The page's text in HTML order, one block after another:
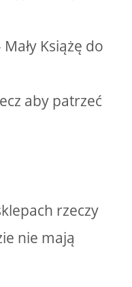
Książę do
aby patrzeć
rzeczy
nie mają